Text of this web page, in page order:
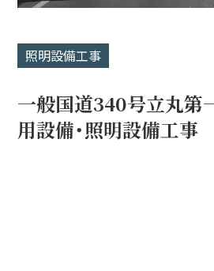
照明設備工事
一般国道340号立丸第
用設備・照明設備工事